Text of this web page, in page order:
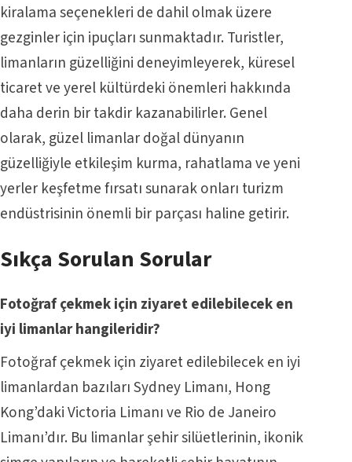
kiralama seçenekleri de dahil olmak üzere
gezginler için ipuçları sunmaktadır. Turistler,
limanların güzelliğini deneyimleyerek, küresel
ticaret ve yerel kültürdeki önemleri hakkında
daha derin bir takdir kazanabilirler. Genel
olarak, güzel limanlar doğal dünyanın
güzelliğiyle etkileşim kurma, rahatlama ve yeni
yerler keşfetme fırsatı sunarak onları turizm
endüstrisinin önemli bir parçası haline getirir.
Sıkça Sorulan Sorular
Fotoğraf çekmek için ziyaret edilebilecek en
iyi limanlar hangileridir?
Fotoğraf çekmek için ziyaret edilebilecek en iyi
limanlardan bazıları Sydney Limanı, Hong
Kong’daki Victoria Limanı ve Rio de Janeiro
Limanı’dır. Bu limanlar şehir silüetlerinin, ikonik